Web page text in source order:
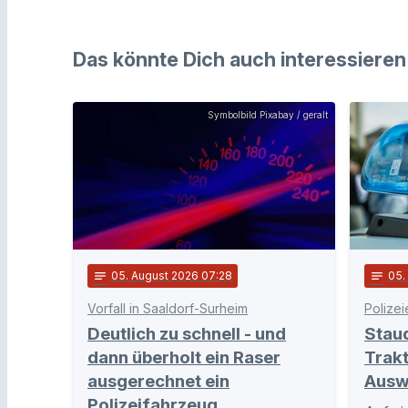
Das könnte Dich auch interessieren
Symbolbild Pixabay / geralt
notes 05. August 2026 07:28
Vorfall in Saaldorf-Surheim
Deutlich zu schnell - und
dann überholt ein Raser
ausgerechnet ein
notes 05